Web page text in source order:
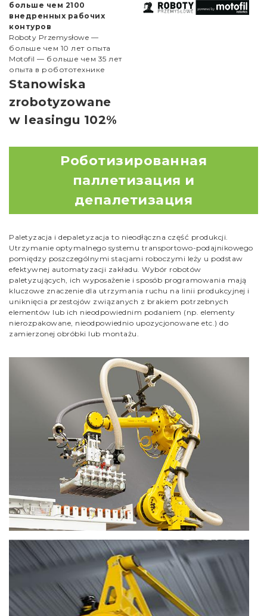
больше чем 2100
внедренных рабочих
контуров
Roboty Przemysłowe —
больше чем 10 лет опыта
Motofil — больше чем 35 лет
опыта в робототехнике
Stanowiska
zrobotyzowane
w leasingu 102%
Роботизированная
паллетизация и
депалетизация
Paletyzacja i depaletyzacja to nieodłączna część produkcji.
Utrzymanie optymalnego systemu transportowo-podajnikowego
pomiędzy poszczególnymi stacjami roboczymi leży u podstaw
efektywnej automatyzacji zakładu. Wybór robotów
paletyzujących, ich wyposażenie i sposób programowania mają
kluczowe znaczenie dla utrzymania ruchu na linii produkcyjnej i
uniknięcia przestojów związanych z brakiem potrzebnych
elementów lub ich nieodpowiednim podaniem (np. elementy
nierozpakowane, nieodpowiednio upozycjonowane etc.) do
zamierzonej obróbki lub montażu.